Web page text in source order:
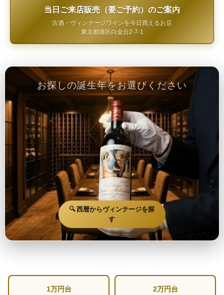
当日ご来店販売（要ご予約）のご案内
古酒・ヴィンテージワインを今日買えるお店
東京都港区白金台2-7-1
お探しの誕生年をお選びください
🔍 西暦からヴィンテージを探
す
1万円台 2万円台